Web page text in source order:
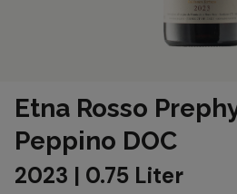
Etna Rosso
Peppino DOC
2023 | 0.75 Liter